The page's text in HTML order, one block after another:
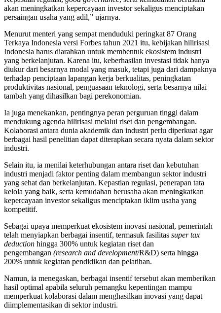
akan meningkatkan kepercayaan investor sekaligus menciptakan
persaingan usaha yang adil,” ujarnya.
Menurut menteri yang sempat menduduki peringkat 87 Orang
Terkaya Indonesia versi Forbes tahun 2021 itu, kebijakan hilirisasi
Indonesia harus diarahkan untuk membentuk ekosistem industri
yang berkelanjutan. Karena itu, keberhasilan investasi tidak hanya
diukur dari besarnya modal yang masuk, tetapi juga dari dampaknya
terhadap penciptaan lapangan kerja berkualitas, peningkatan
produktivitas nasional, penguasaan teknologi, serta besarnya nilai
tambah yang dihasilkan bagi perekonomian.
Ia juga menekankan, pentingnya peran perguruan tinggi dalam
mendukung agenda hilirisasi melalui riset dan pengembangan.
Kolaborasi antara dunia akademik dan industri perlu diperkuat agar
berbagai hasil penelitian dapat diterapkan secara nyata dalam sektor
industri.
Selain itu, ia menilai keterhubungan antara riset dan kebutuhan
industri menjadi faktor penting dalam membangun sektor industri
yang sehat dan berkelanjutan. Kepastian regulasi, penerapan tata
kelola yang baik, serta kemudahan berusaha akan meningkatkan
kepercayaan investor sekaligus menciptakan iklim usaha yang
kompetitif.
Sebagai upaya memperkuat ekosistem inovasi nasional, pemerintah
telah menyiapkan berbagai insentif, termasuk fasilitas super tax
deduction hingga 300% untuk kegiatan riset dan
pengembangan (research and development/R&D) serta hingga
200% untuk kegiatan pendidikan dan pelatihan.
Namun, ia menegaskan, berbagai insentif tersebut akan memberikan
hasil optimal apabila seluruh pemangku kepentingan mampu
memperkuat kolaborasi dalam menghasilkan inovasi yang dapat
diimplementasikan di sektor industri.